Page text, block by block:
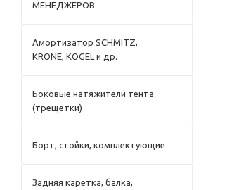
МЕНЕДЖЕРОВ
Амортизатор SCHMITZ,
KRONE, KOGEL и др.
Боковые натяжители тента
(трещетки)
Борт, стойки, комплектующие
Задняя каретка, балка,